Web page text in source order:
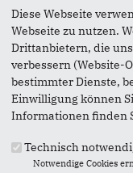
Ole von Beust in
Presseerklärung:
Gemeinde
01.12.2021)
Diese Webseite
Webseite zu nutzen.
Drittanbietern, die
verbessern (Website-
bestimmter Dienste,
Einwilligung können
Informationen finden
Technisch
Notwendige Cookies